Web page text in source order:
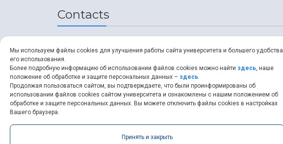
Contacts
Address
34, Moskovskoye shosse,
Samara, 443086, Russia
ssau.ru
Мы используем файлы cookies для улучшения работы сайта университета и большего удобства
его использования.
Более подробную информацию об использовании файлов cookies можно найти здесь, наше
положение об обработке и защите персональных данных – здесь.
Продолжая пользоваться сайтом, вы подтверждаете, что были проинформированы об
использовании файлов cookies сайтом университета и ознакомлены с нашим положением об
обработке и защите персональных данных. Вы можете отключить файлы cookies в настройках
Вашего браузера.
Принять и закрыть